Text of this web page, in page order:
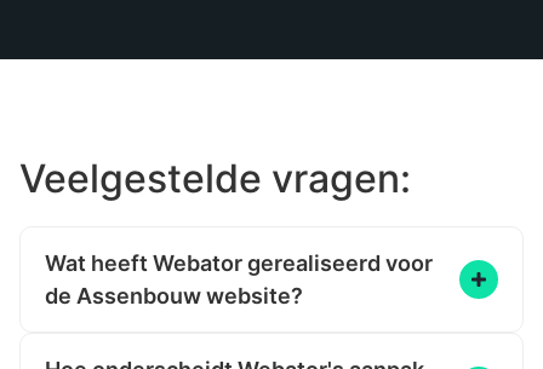
Veelgestelde vragen:
Wat heeft Webator gerealiseerd voor
de Assenbouw website?
maatwerk website opgeleverd die zowel mooi is